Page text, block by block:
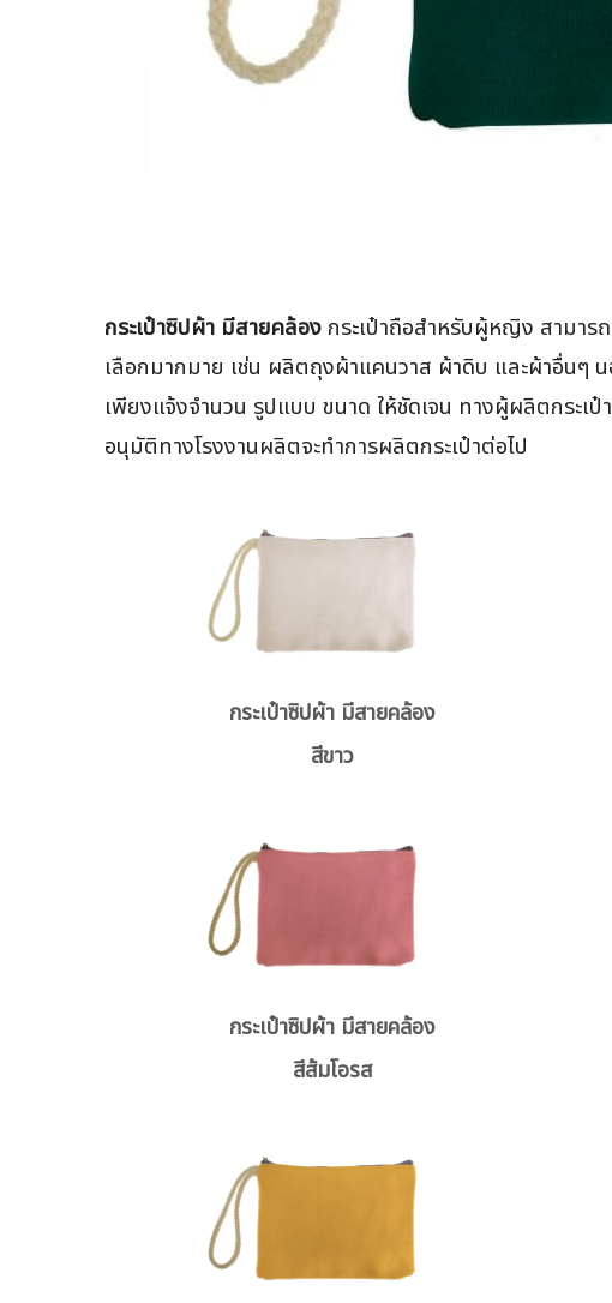
กระเป๋าซิปผ้า มีสายคล้อง กระเป๋าถือสำหรับผู้หญิง สามาร
เลือกมากมาย เช่น ผลิตถุงผ้าแคนวาส ผ้าดิบ และผ้าอื่นๆ
เพียงแจ้งจำนวน รูปแบบ ขนาด ให้ชัดเจน ทางผู้ผลิตกระเป๋
อนุมัติทางโรงงานผลิตจะทำการผลิตกระเป๋าต่อไป
กระเป๋าซิปผ้า มีสายคล้อง
สีขาว
กระเป๋าซิปผ้า มีสายคล้อง
สีส้มโอรส